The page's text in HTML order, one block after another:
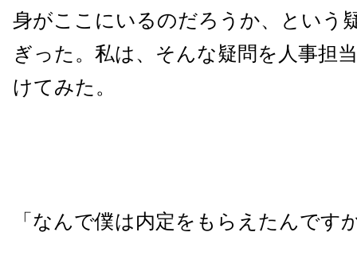
身がここにいるのだろうか、という
ぎった。私は、そんな疑問を人事担
けてみた。
「なんで僕は内定をもらえたんです